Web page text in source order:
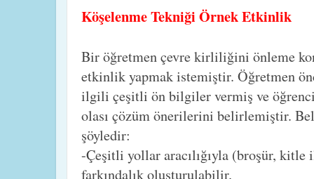
Köşelenme Tekniği Örnek Etkinlik
Bir öğretmen çevre kirliliğini önleme
etkinlik yapmak istemiştir. Öğretmen
ilgili çeşitli ön bilgiler vermiş ve
olası çözüm önerilerini belirlemiştir.
şöyledir:
-Çeşitli yollar aracılığıyla (broşür,
farkındalık oluşturulabilir.